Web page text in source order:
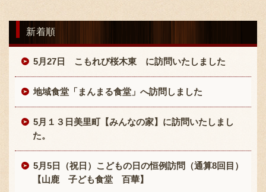
新着順
5月27日 こもれび桜木東 に訪問いたしました
地域食堂「まんまる食堂」へ訪問しました
5月１３日美里町【みんなの家】に訪問いたしまし
た。
5月5日（祝日）こどもの日の恒例訪問（通算8回目）
【山鹿 子ども食堂 百華】